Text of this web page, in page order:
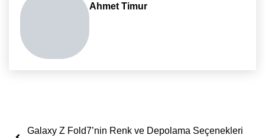
Ahmet Timur
Yazı dolaşımı
Galaxy Z Fold7’nin Renk ve Depolama Seçenekleri